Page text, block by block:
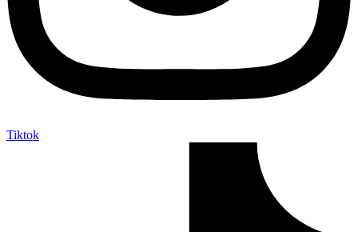
Tiktok